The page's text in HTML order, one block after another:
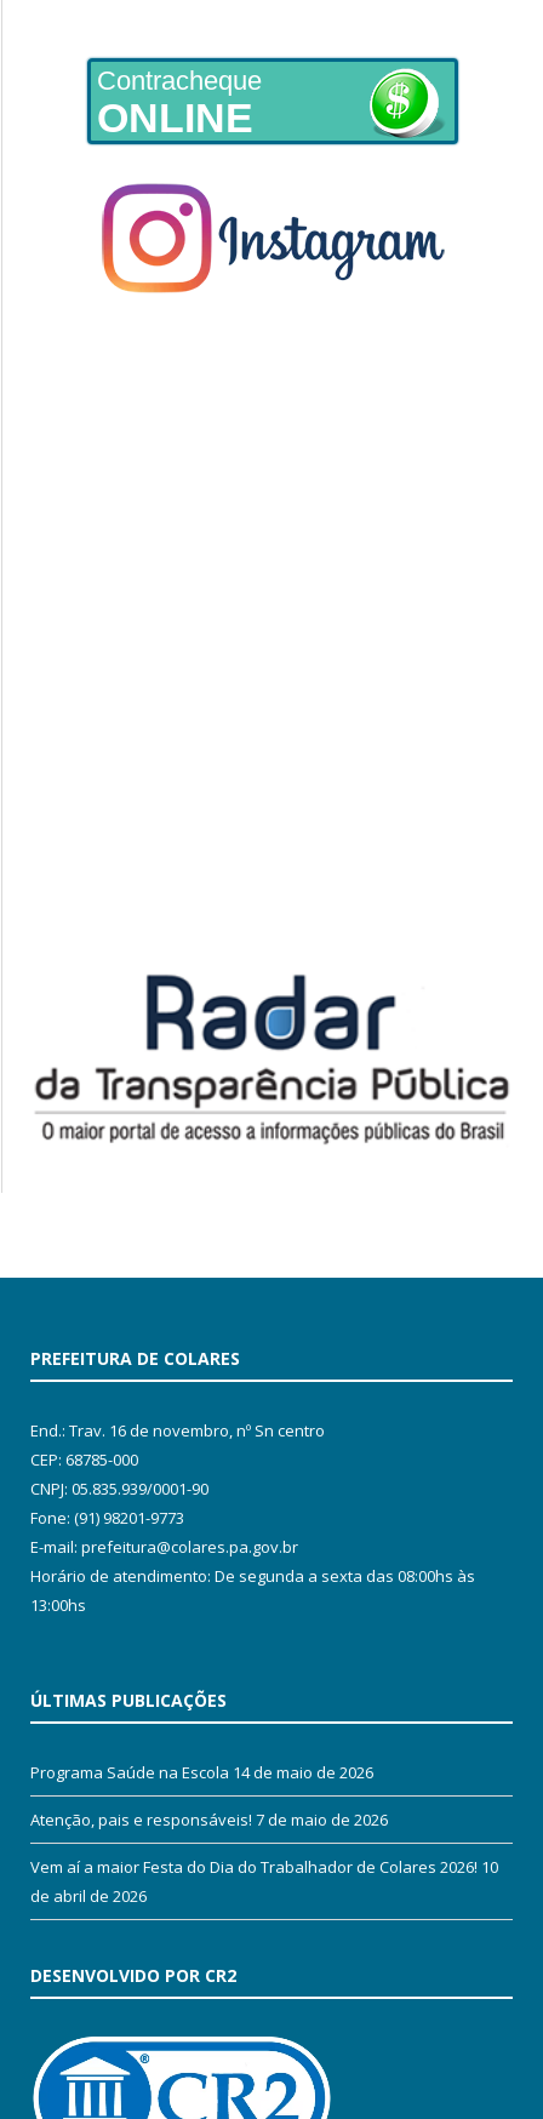
Contracheque
ONLINE
PREFEITURA DE COLARES
End.: Trav. 16 de novembro, nº Sn centro
CEP: 68785-000
CNPJ: 05.835.939/0001-90
Fone: (91) 98201-9773
E-mail: prefeitura@colares.pa.gov.br
Horário de atendimento: De segunda a sexta das 08:00hs às
13:00hs
ÚLTIMAS PUBLICAÇÕES
Programa Saúde na Escola 14 de maio de 2026
Atenção, pais e responsáveis! 7 de maio de 2026
Vem aí a maior Festa do Dia do Trabalhador de Colares 2026! 10
de abril de 2026
DESENVOLVIDO POR CR2